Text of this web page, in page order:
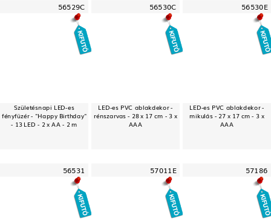
56529C
Születésnapi LED-es
fényfüzér - "Happy Birthday"
- 13 LED - 2 x AA - 2 m
56530C
LED-es PVC ablakdekor -
rénszarvas - 28 x 17 cm - 3 x
AAA
56530E
LED-es PVC ablakdekor -
mikulás - 27 x 17 cm - 3 x
AAA
56531 57011E 57186